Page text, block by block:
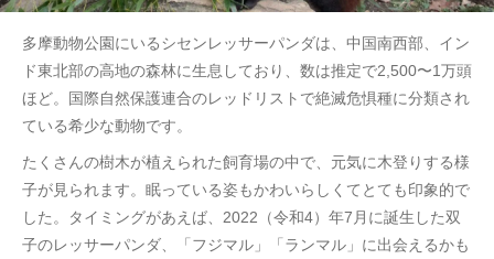
多摩動物公園にいるシセンレッサーパンダは、中国南西部、イン
ド東北部の高地の森林に生息しており、数は推定で2,500〜1万頭
ほど。国際自然保護連合のレッドリストで絶滅危惧種に分類され
ている希少な動物です。
たくさんの樹木が植えられた飼育場の中で、元気に木登りする様
子が見られます。眠っている姿もかわいらしくてとても印象的で
した。タイミングがあえば、2022（令和4）年7月に誕生した双
子のレッサーパンダ、「フジマル」「ランマル」に出会えるかも